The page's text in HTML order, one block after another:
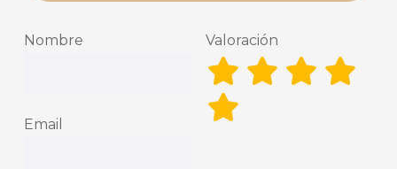
Nombre
Email
Valoración